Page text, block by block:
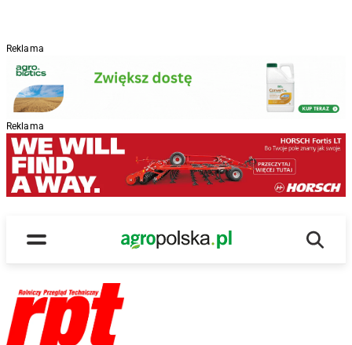
Reklama
Reklama
Menu
Main Logo